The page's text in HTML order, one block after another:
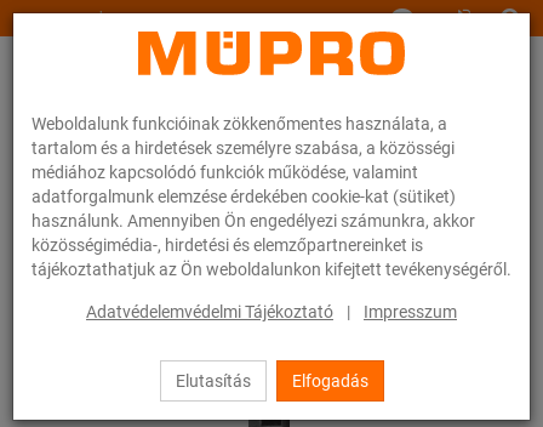
Weboldalunk funkcióinak zökkenőmentes használata, a
tartalom és a hirdetések személyre szabása, a közösségi
médiához kapcsolódó funkciók működése, valamint
adatforgalmunk elemzése érdekében cookie-kat (sütiket)
használunk. Amennyiben Ön engedélyezi számunkra, akkor
közösségimédia-, hirdetési és elemzőpartnereinket is
tájékoztathatjuk az Ön weboldalunkon kifejtett tevékenységéről.
Adatvédelemvédelmi Tájékoztató | Impresszum
Elutasítás Elfogadás
www.muepro.hu
Webáruhàz Rögzítéstechnika
Csőbilincsek
Sprinkler bilincsek Typ EHS